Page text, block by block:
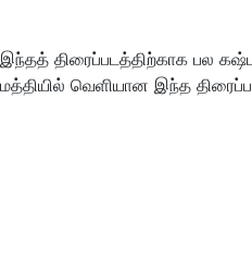
இந்தத் திரைப்படத்திற்காக பல
மத்தியில் வெளியான இந்த